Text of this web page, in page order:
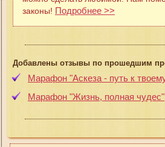
законы! Подробнее >>
Добавлены отзывы по прошедшим
Марафон "Аскеза - путь к
Марафон "Жизнь, полная чудес"